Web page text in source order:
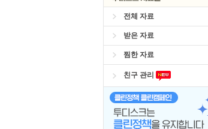
전체 자료
받은 자료
찜한 자료
친구 관리